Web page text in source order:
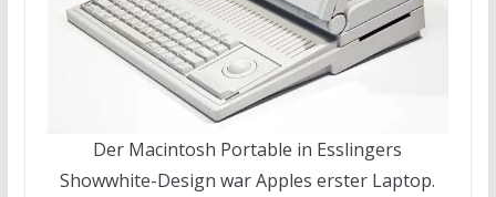
Der Macintosh Portable in Esslingers
Showwhite-Design war Apples erster Laptop.